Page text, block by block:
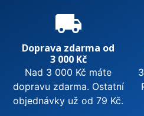
local_shipping
Doprava zdarma od
3 000 Kč
Nad 3 000 Kč máte
dopravu zdarma. Ostatní
objednávky už od 79 Kč.